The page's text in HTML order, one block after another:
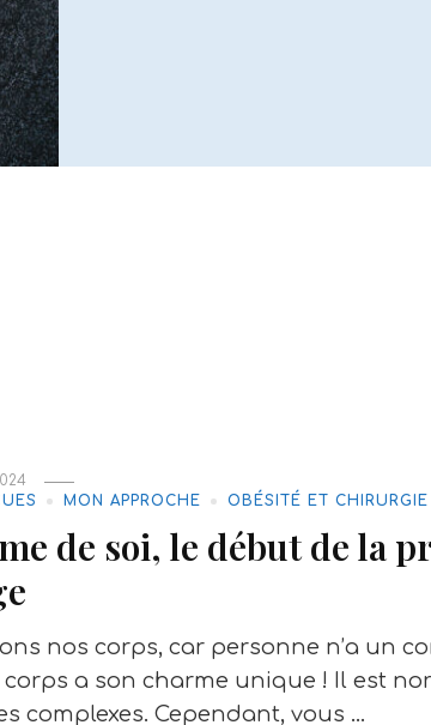
MON APPROCHE OBÉSITÉ ET
de soi, le début de la
nos corps, car personne n’a un
a son charme unique ! Il est
complexes. Cependant, vous …